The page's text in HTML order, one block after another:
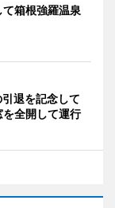
箱根強羅温泉
退を記念して
全開して運行